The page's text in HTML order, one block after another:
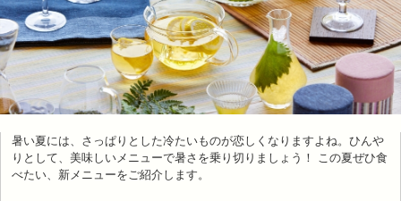
暑い夏には、さっぱりとした冷たいものが恋しくなりますよね。ひんや
りとして、美味しいメニューで暑さを乗り切りましょう！ この夏ぜひ食
べたい、新メニューをご紹介します。